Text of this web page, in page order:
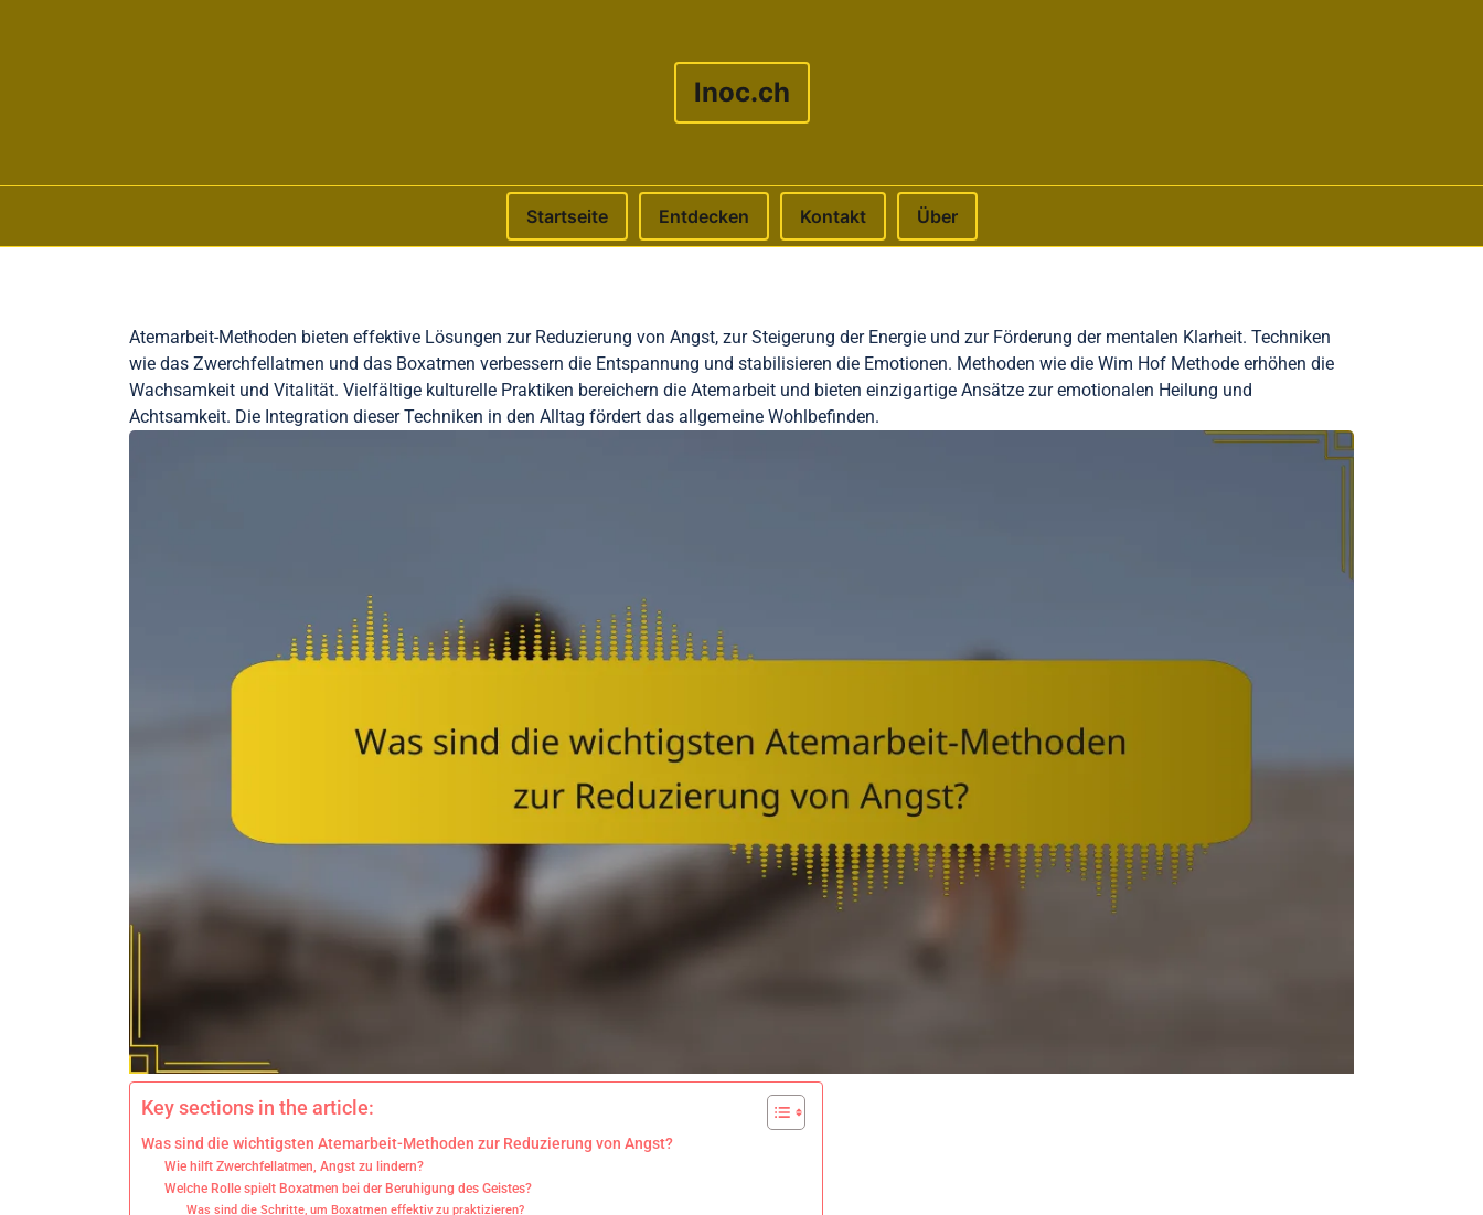
lnoc.ch
Startseite Entdecken Kontakt
Über
Atemarbeit-Methoden bieten effektive Lösungen zur Reduzierung von Angst, zur Steigerung der Energie und zur Förderung der mentalen Klarheit. Techniken
wie das Zwerchfellatmen und das Boxatmen verbessern die Entspannung und stabilisieren die Emotionen. Methoden wie die Wim Hof Methode erhöhen die
Wachsamkeit und Vitalität. Vielfältige kulturelle Praktiken bereichern die Atemarbeit und bieten einzigartige Ansätze zur emotionalen Heilung und
Achtsamkeit. Die Integration dieser Techniken in den Alltag fördert das allgemeine Wohlbefinden.
Key sections in the article:
Was sind die wichtigsten Atemarbeit-Methoden zur Reduzierung von Angst?
Wie hilft Zwerchfellatmen, Angst zu lindern?
Welche Rolle spielt Boxatmen bei der Beruhigung des Geistes?
Was sind die Schritte, um Boxatmen effektiv zu praktizieren?